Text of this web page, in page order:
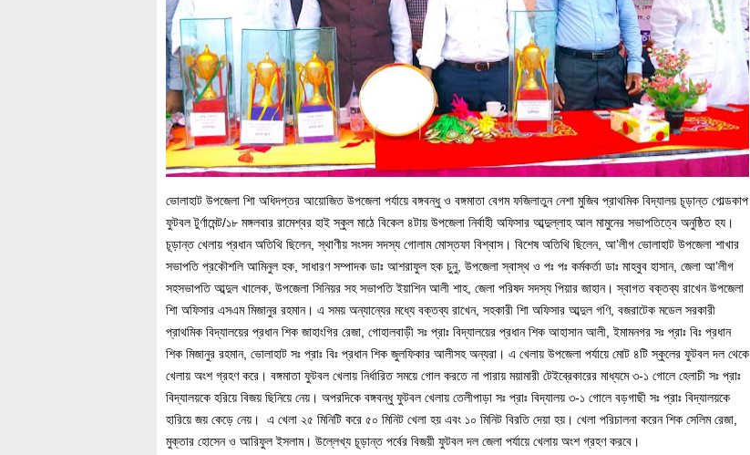
ভোলাহাট উপজেলা শিা অধিদপ্তর আয়োজিত উপজেলা পর্যায়ে বঙ্গবন্ধু ও বঙ্গমাতা বেগম ফজিলাতুন নেশা মুজিব প্রাথমিক বিদ্যালয় চূড়ান্ত গোল্ডকাপ
ফুটবল টুর্ণামেন্ট/১৮ মঙ্গলবার রামেশ্বর হাই স্কুল মাঠে বিকেল ৪টায় উপজেলা নির্বাহী অফিসার আব্দুল্লাহ আল মামুনের সভাপতিত্বে অনুষ্ঠিত হয।
চূড়ান্ত খেলায় প্রধান অতিথি ছিলেন, স্থাণীয় সংসদ সদস্য গোলাম মোস্তফা বিশ্বাস। বিশেষ অতিথি ছিলেন, আ’লীগ ভোলাহাট উপজেলা শাখার
সভাপতি প্রকৌশলি আমিনুল হক, সাধারণ সম্পাদক ডাঃ আশরাফুল হক চুনু, উপজেলা স্বাস্থ ও পঃ পঃ কর্মকর্তা ডাঃ মাহবুব হাসান, জেলা আ’লীগ
সহসভাপতি আব্দুল খালেক, উপজেলা সিনিয়র সহ সভাপতি ইয়াশিন আলী শাহ, জেলা পরিষদ সদস্য পিয়ার জাহান। স্বাগত বক্তব্য রাখেন উপজেলা
শিা অফিসার এসএম মিজানুর রহমান। এ সময় অন্যান্যের মধ্যে বক্তব্য রাখেন, সহকারী শিা অফিসার আব্দুল গণি, বজরাটেক মডেল সরকারী
প্রাথমিক বিদ্যালয়ের প্রধান শিক জাহাংগির রেজা, গোহালবাড়ী সঃ প্রাঃ বিদ্যালয়ের প্রধান শিক আহাসান আলী, ইমামনগর সঃ প্রাঃ বিঃ প্রধান
শিক মিজানুর রহমান, ভোলাহাট সঃ প্রাঃ বিঃ প্রধান শিক জুলফিকার আলীসহ অন্যরা। এ খেলায় উপজেলা পর্যায়ে মোট ৪টি স্কুলের ফুটবল দল থেকে
খেলায় অংশ গ্রহণ করে। বঙ্গমাতা ফুটবল খেলায় নির্ধারিত সময়ে গোল করতে না পারায় ময়ামারী টেইব্রেকারের মাধ্যমে ৩-১ গোলে হেলাচী সঃ প্রাঃ
বিদ্যালয়কে হরিয়ে বিজয় ছিনিয়ে নেয়। অপরদিকে বঙ্গবন্ধু ফুটবল খেলায় তেলীপাড়া সঃ প্রাঃ বিদ্যালয় ৩-১ গোলে বড়গাছী সঃ প্রাঃ বিদ্যালয়কে
হারিয়ে জয় কেড়ে নেয়। এ খেলা ২৫ মিনিটি করে ৫০ মিনিট খেলা হয় এবং ১০ মিনিট বিরতি দেয়া হয়। খেলা পরিচালনা করেন শিক সেলিম রেজা,
মুক্তার হোসেন ও আরিফুল ইসলাম। উল্লেখ্য চূড়ান্ত পর্বের বিজয়ী ফুটবল দল জেলা পর্যায়ে খেলায় অংশ গ্রহণ করবে।